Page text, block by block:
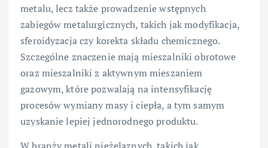
metalu, lecz także prowadzenie wstępnych
zabiegów metalurgicznych, takich jak modyfikacja,
sferoidyzacja czy korekta składu chemicznego.
Szczególne znaczenie mają mieszalniki obrotowe
oraz mieszalniki z aktywnym mieszaniem
gazowym, które pozwalają na intensyfikację
procesów wymiany masy i ciepła, a tym samym
uzyskanie lepiej jednorodnego produktu.